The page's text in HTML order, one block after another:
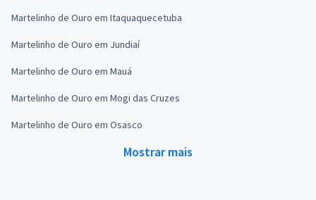
Martelinho de Ouro em Itaquaquecetuba
Martelinho de Ouro em Jundiaí
Martelinho de Ouro em Mauá
Martelinho de Ouro em Mogi das Cruzes
Martelinho de Ouro em Osasco
Mostrar mais